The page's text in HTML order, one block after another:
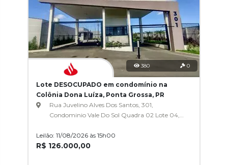
380 0
Lote DESOCUPADO em condomínio na
Colônia Dona Luíza, Ponta Grossa, PR
Rua Juvelino Alves Dos Santos, 301,
Condominio Vale Do Sol Quadra 02 Lote 04,
Leilão: 11/08/2026 às 15h00
R$ 126.000,00